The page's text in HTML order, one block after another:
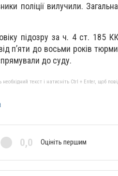
поліції вилучили.
підозру за ч. 4 ст. 185
п’яти до восьми років
до суду.
текст і натисніть Ctrl + Enter, щоб
0,0 Оцініть першим